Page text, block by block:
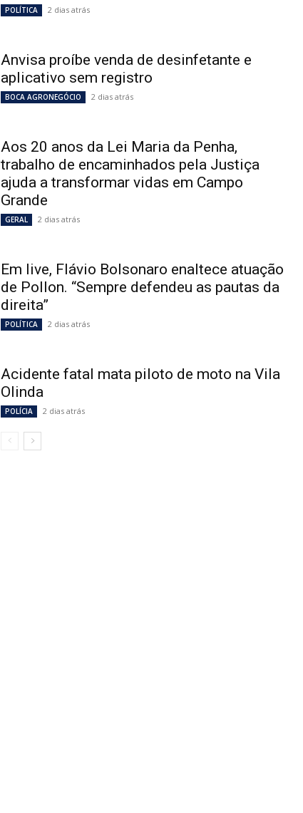
POLÍTICA 2 dias atrás
Anvisa proíbe venda de desinfetante e
aplicativo sem registro
BOCA AGRONEGÓCIO 2 dias atrás
Aos 20 anos da Lei Maria da Penha,
trabalho de encaminhados pela Justiça
ajuda a transformar vidas em Campo
Grande
GERAL 2 dias atrás
Em live, Flávio Bolsonaro enaltece atuação
de Pollon. “Sempre defendeu as pautas da
direita”
POLÍTICA 2 dias atrás
Acidente fatal mata piloto de moto na Vila
Olinda
POLÍCIA 2 dias atrás